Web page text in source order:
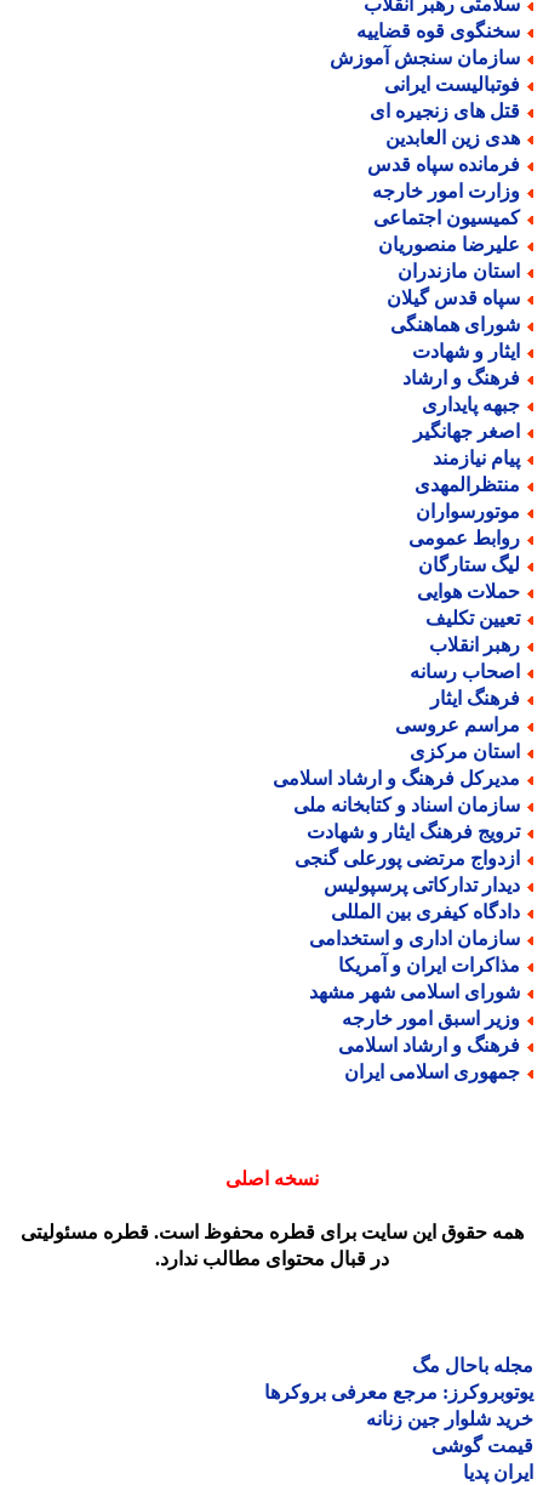
رهبر انقلاب
قوه قضاییه
سنجش آموزش
ایرانی
های زنجیره ای
زین العابدین
سپاه قدس
امور خارجه
اجتماعی
منصوریان
مازندران
قدس گیلان
هماهنگی
و شهادت
و ارشاد
پایداری
جهانگیر
نیازمند
عمومی
ستارگان
هوایی
تکلیف
انقلاب
رسانه
ایثار
عروسی
مرکزی
فرهنگ و ارشاد اسلامی
اسناد و کتابخانه ملی
فرهنگ ایثار و شهادت
مرتضی پورعلی گنجی
تدارکاتی پرسپولیس
کیفری بین المللی
اداری و استخدامی
ایران و آمریکا
اسلامی شهر مشهد
اسبق امور خارجه
و ارشاد اسلامی
اسلامی ایران
نسخه اصلی
حقوق این سایت برای قطره محفوظ است. قطره مسئولیتی
در قبال محتوای مطالب ندارد.
باحال مگ
مرجع معرفی بروکرها
شلوار جین زنانه
گوشی
پدیا